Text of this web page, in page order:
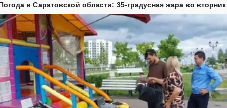
в Саратовской области: 35-градусная жара во вторник